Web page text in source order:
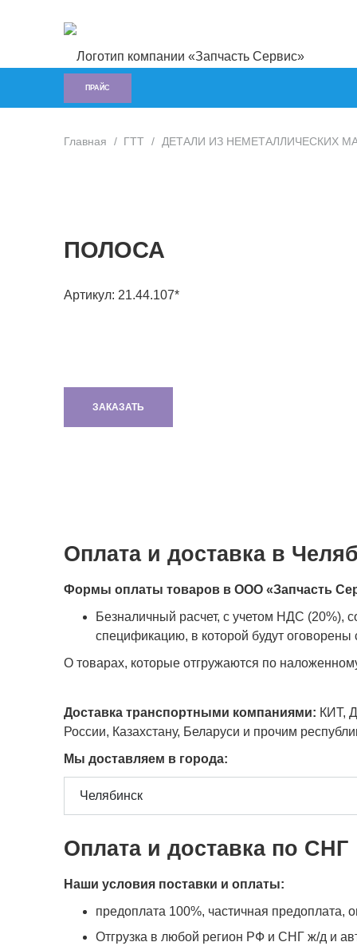
ПРАЙС
Главная / ГTT / ДЕТАЛИ ИЗ НЕМЕТАЛЛИЧЕСКИХ
ПОЛОСА
Артикул: 21.44.107*
ЗАКАЗАТЬ
Оплата и доставка в
Формы оплаты товаров в ООО «Запчасть
Безналичный расчет, с учетом НДС (20%),
спецификацию, в которой будут оговорены
О товарах, которые отгружаются по
Доставка транспортными компаниями: КИТ,
России, Казахстану, Беларуси и прочим
Мы доставляем в города:
Оплата и доставка по СНГ
Наши условия поставки и оплаты:
предоплата 100%, частичная предоплата,
Отгрузка в любой регион РФ и СНГ ж/д и